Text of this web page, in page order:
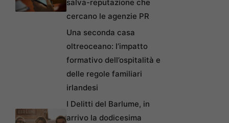
salva-reputazione che
cercano le agenzie PR
Una seconda casa
oltreoceano: l’impatto
formativo dell’ospitalità e
delle regole familiari
irlandesi
I Delitti del Barlume, in
arrivo la dodicesima